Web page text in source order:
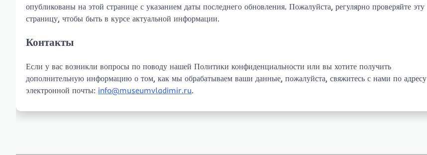
опубликованы на этой странице с указанием даты последнего обновления. Пожалуйста, регулярно проверяйте эту
страницу, чтобы быть в курсе актуальной информации.
Контакты
Если у вас возникли вопросы по поводу нашей Политики конфиденциальности или вы хотите получить
дополнительную информацию о том, как мы обрабатываем ваши данные, пожалуйста, свяжитесь с нами по адресу
электронной почты: info@museumvladimir.ru.